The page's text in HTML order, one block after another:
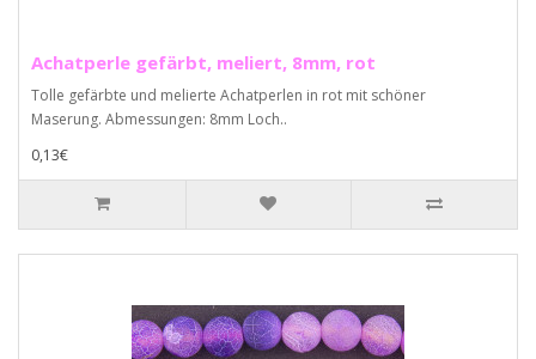
Achatperle gefärbt, meliert, 8mm, rot
Tolle gefärbte und melierte Achatperlen in rot mit schöner
Maserung. Abmessungen: 8mm Loch..
0,13€